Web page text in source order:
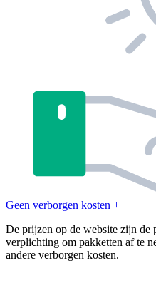
Geen verborgen kosten + −
De prijzen op de website zijn de
verplichting om pakketten af te
andere verborgen kosten.